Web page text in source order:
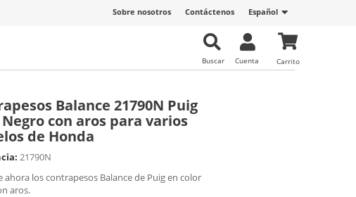
Español
Contáctenos
Sobre nosotros
Carrito
Cuenta
Buscar
Balance 21790N Puig
con aros para varios
de Honda
21790N
ahora los contrapesos Balance de Puig en color
aros.